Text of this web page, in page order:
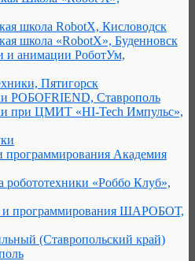
школа RobotX, Кисловодск
школа «RobotX», Буденновск
и анимации РоботУм,
Пятигорск
РОБОFRIEND, Ставрополь
при ЦМИТ «HI-Теch Импульс»,
программирования Академия
«Роббо Клуб»,
и программирования ШАРОБОТ,
(Ставропольский край)